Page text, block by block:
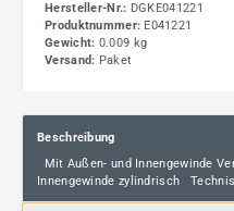
Hersteller-Nr.: DGKE041221
Produktnummer: E041221
Gewicht: 0.009 kg
Versand: Paket
Beschreibung
Mit Außen- und Innengewinde
Innengewinde zylindrisch